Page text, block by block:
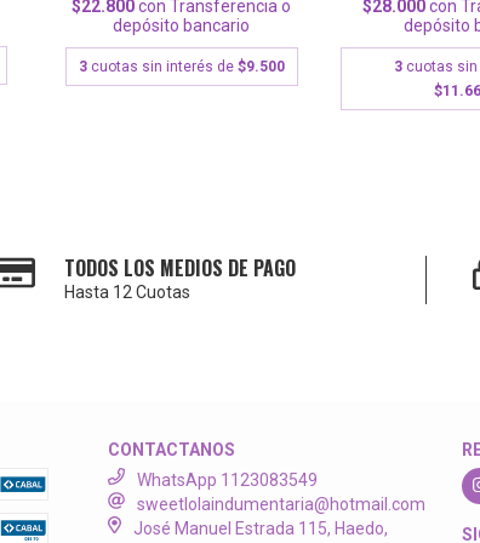
$22.800con
Transferencia o
depósito bancario
3 cuotas sin interés de $9.500
$28.000con
depósito
3 cuotas
TODOS LOS MEDIOS DE PAGO
Hasta 12 Cuotas
CONTACTANOS
WhatsApp 1123083549
sweetlolaindumentaria@hotmail.com
José Manuel Estrada 115, Haedo,